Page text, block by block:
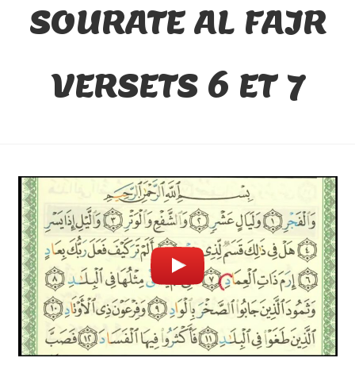
SOURATE AL FAJR
VERSETS 6 ET 7